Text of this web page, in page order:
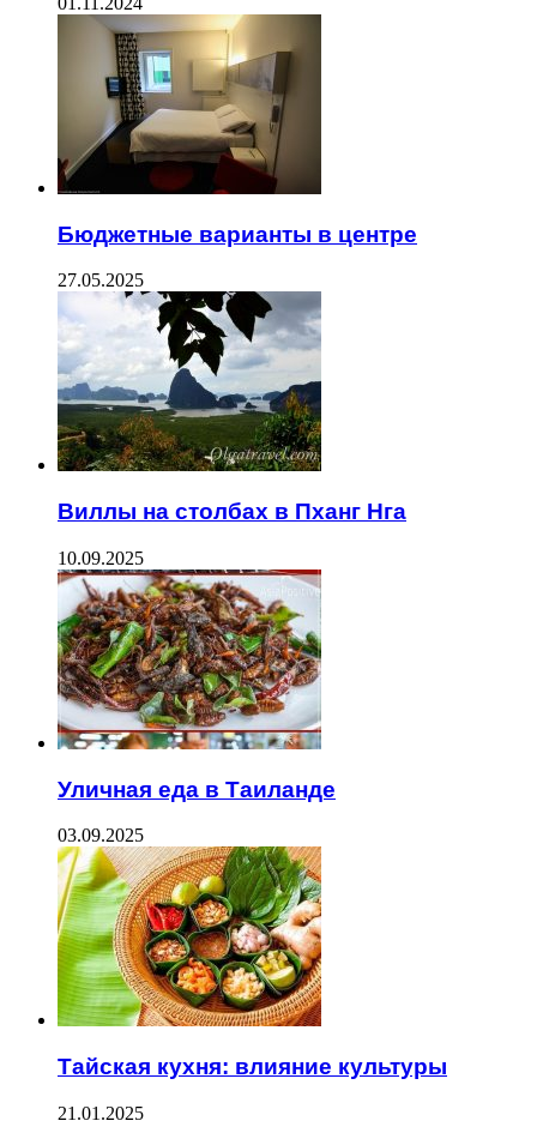
Бюджетные варианты в центре
27.05.2025
Виллы на столбах в Пханг Нга
10.09.2025
Уличная еда в Таиланде
03.09.2025
Тайская кухня: влияние культуры
21.01.2025